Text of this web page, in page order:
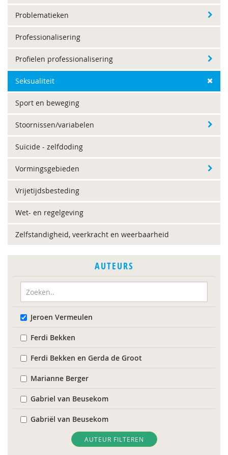
Problematieken
Professionalisering
Profielen professionalisering
Seksualiteit
Sport en beweging
Stoornissen/variabelen
Suïcide - zelfdoding
Vormingsgebieden
Vrijetijdsbesteding
Wet- en regelgeving
Zelfstandigheid, veerkracht en weerbaarheid
AUTEURS
Jeroen Vermeulen
Ferdi Bekken
Ferdi Bekken en Gerda de Groot
Marianne Berger
Gabriel van Beusekom
Gabriël van Beusekom
AUTEUR FILTEREN